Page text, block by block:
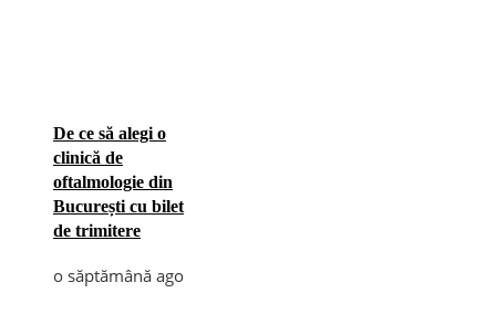
De ce să alegi o
clinică de
oftalmologie din
București cu bilet
de trimitere
o săptămână ago